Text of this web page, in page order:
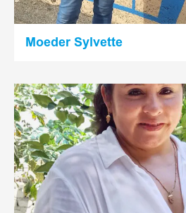
Moeder Sylvette
Lees
meer